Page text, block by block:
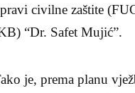
civilne zaštite
“Dr. Safet Mujić”.
je, prema planu